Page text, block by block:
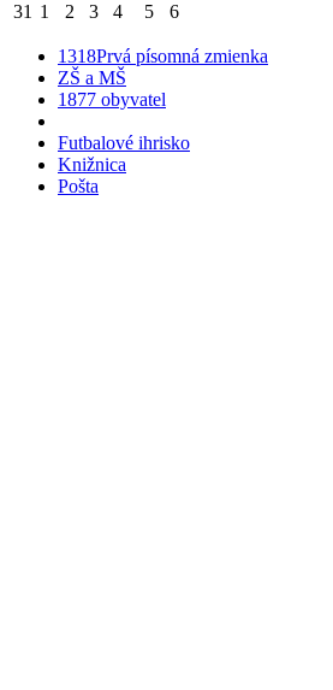
31 1 2 3 4 5 6
1318Prvá písomná zmienka
ZŠ a MŠ
1877 obyvatel
Futbalové ihrisko
Knižnica
Pošta